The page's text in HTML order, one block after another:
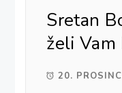
Sretan
želi Vam
20.